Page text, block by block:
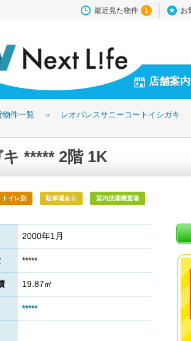
最近見た物件 1 お
店舗案内
物件一覧 » レオパレスサニーコートイシガキ
***** 2階 1K
トイレ別 駐車場あり 室内洗濯機置場
2000年1月
*****
19.87㎡
*****